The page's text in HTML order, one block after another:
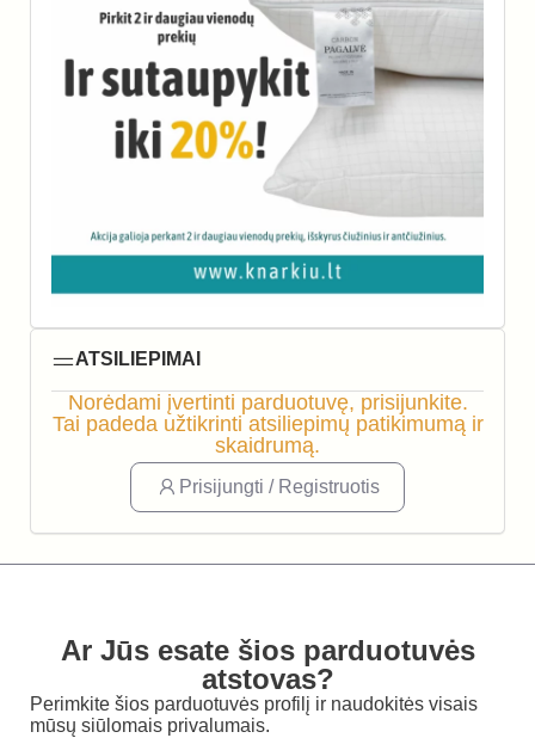
ATSILIEPIMAI
Norėdami įvertinti parduotuvę, prisijunkite.
Tai padeda užtikrinti atsiliepimų patikimumą ir
skaidrumą.
Prisijungti / Registruotis
Ar Jūs esate šios parduotuvės
atstovas?
Perimkite šios parduotuvės profilį ir naudokitės visais
mūsų siūlomais privalumais.